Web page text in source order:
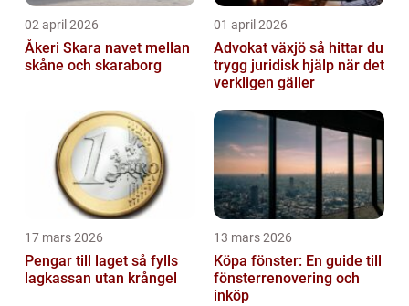
02 april 2026
Åkeri Skara navet mellan
skåne och skaraborg
01 april 2026
Advokat växjö så hittar du
trygg juridisk hjälp när det
verkligen gäller
17 mars 2026
Pengar till laget så fylls
lagkassan utan krångel
13 mars 2026
Köpa fönster: En guide till
fönsterrenovering och
inköp